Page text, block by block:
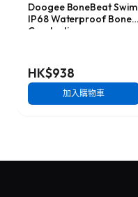
Doogee BoneBeat Swim
IP68 Waterproof Bone
Conduction
HK$938
加入購物車